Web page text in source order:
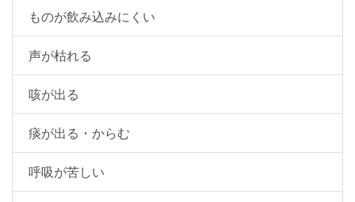
ものが飲み込みにくい
声が枯れる
咳が出る
痰が出る・からむ
呼吸が苦しい